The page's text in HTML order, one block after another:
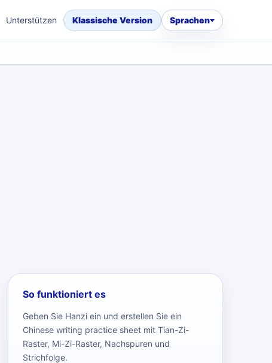
Unterstützen Klassische Version Sprachen
So funktioniert es
Geben Sie Hanzi ein und erstellen Sie ein
Chinese writing practice sheet mit Tian-Zi-
Raster, Mi-Zi-Raster, Nachspuren und
Strichfolge.